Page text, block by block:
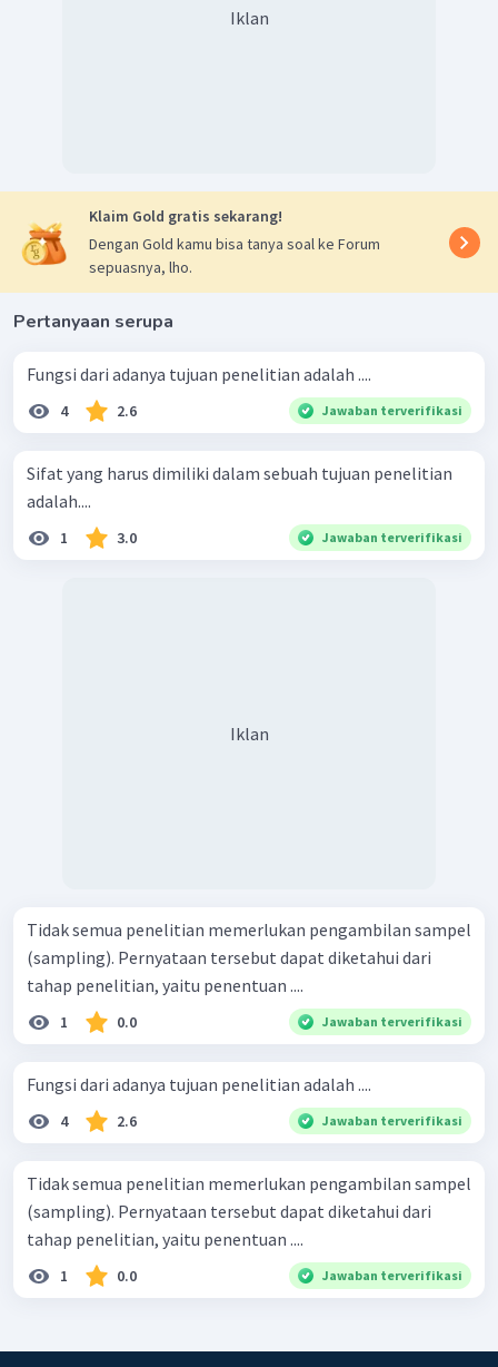
Iklan
Klaim Gold gratis sekarang!
Dengan Gold kamu bisa tanya soal ke Forum
sepuasnya, lho.
Pertanyaan serupa
Fungsi dari adanya tujuan penelitian adalah ....
4 2.6 Jawaban terverifikasi
Sifat yang harus dimiliki dalam sebuah tujuan penelitian
adalah....
1 3.0 Jawaban terverifikasi
Iklan
Tidak semua penelitian memerlukan pengambilan sampel
(sampling). Pernyataan tersebut dapat diketahui dari
tahap penelitian, yaitu penentuan ....
1 0.0 Jawaban terverifikasi
Fungsi dari adanya tujuan penelitian adalah ....
4 2.6 Jawaban terverifikasi
Tidak semua penelitian memerlukan pengambilan sampel
(sampling). Pernyataan tersebut dapat diketahui dari
tahap penelitian, yaitu penentuan ....
1 0.0 Jawaban terverifikasi